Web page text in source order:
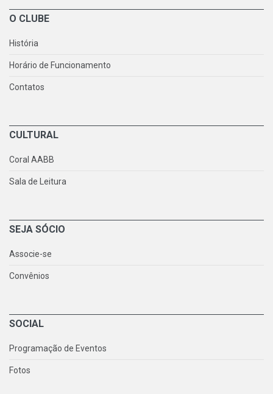
O CLUBE
História
Horário de Funcionamento
Contatos
CULTURAL
Coral AABB
Sala de Leitura
SEJA SÓCIO
Associe-se
Convênios
SOCIAL
Programação de Eventos
Fotos